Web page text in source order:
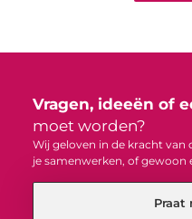
Vragen, ideeën of
moet worden?
Wij geloven in de kracht van
je samenwerken, of gewoon
Praat